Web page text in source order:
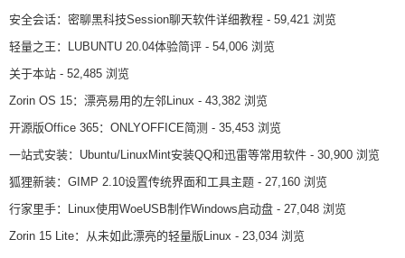
安全会话：密聊黑科技Session聊天软件详细教程 - 59,421 浏览
轻量之王：LUBUNTU 20.04体验简评 - 54,006 浏览
关于本站 - 52,485 浏览
Zorin OS 15：漂亮易用的左邻Linux - 43,382 浏览
开源版Office 365：ONLYOFFICE简测 - 35,453 浏览
一站式安装：Ubuntu/LinuxMint安装QQ和迅雷等常用软件 - 30,900 浏览
狐狸新装：GIMP 2.10设置传统界面和工具主题 - 27,160 浏览
行家里手：Linux使用WoeUSB制作Windows启动盘 - 27,048 浏览
Zorin 15 Lite：从未如此漂亮的轻量版Linux - 23,034 浏览